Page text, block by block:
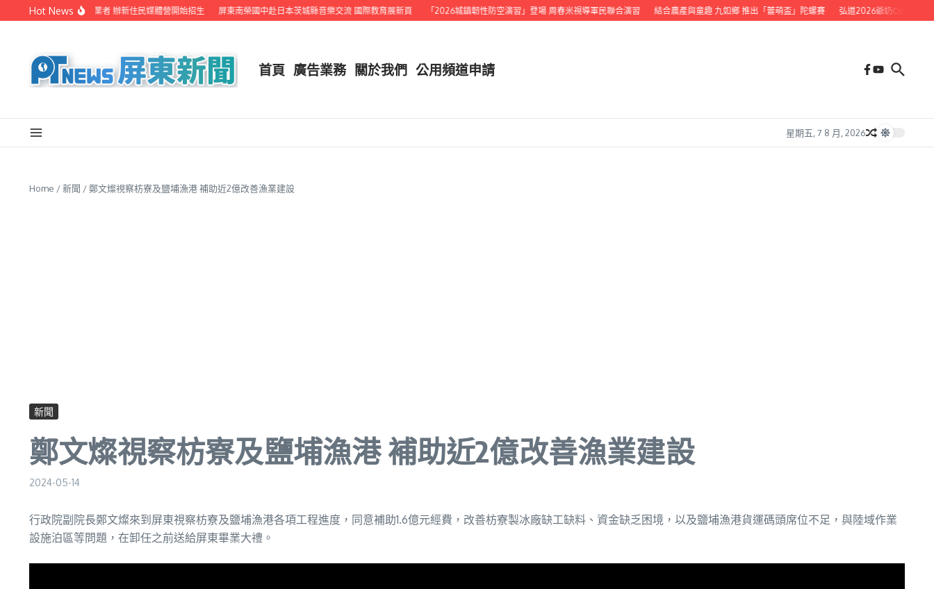
Skip to content
Hot News
屏縣府聯手在地電視業者 辦新住民媒體營開始招生 屏東南榮國中赴日本茨城縣音樂交流 國際教育展新頁 「2026城鎮韌性防空演習」登場 周春米視導軍民聯合演習 結合農產與童趣 九如鄉 推出「蕾萌盃」陀螺賽 弘道2026爺奶Color Walk健
首頁 廣告業務 關於我們 公用頻道申請
星期五, 7 8 月, 2026
Home /新聞 /鄭文燦視察枋寮及鹽埔漁港 補助近2億改善漁業建設
新聞
鄭文燦視察枋寮及鹽埔漁港 補助近2億改善漁業建設
2024-05-14
行政院副院長鄭文燦來到屏東視察枋寮及鹽埔漁港各項工程進度，同意補助1.6億元經費，改善枋寮製冰廠缺工缺料、資金缺乏困境，以及鹽埔漁港貨運碼頭席位不足，與陸域作業
設施泊區等問題，在卸任之前送給屏東畢業大禮。